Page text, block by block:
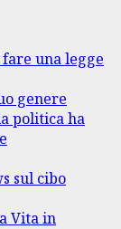
una legge
genere
politica ha
sul cibo
Vita in